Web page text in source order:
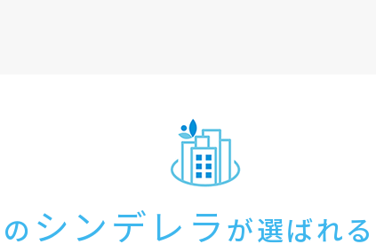
の シンデレラ が選ばれる